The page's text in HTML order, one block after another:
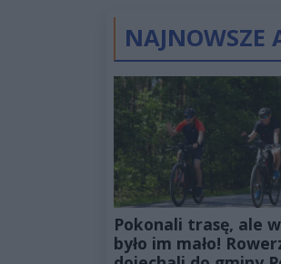
NAJNOWSZE
Pokonali trasę, ale
było im mało!